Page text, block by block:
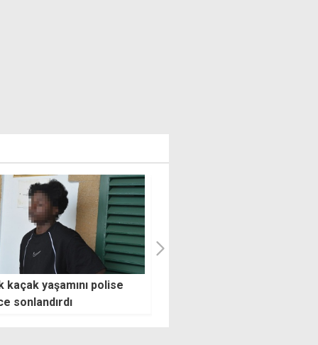
10 gün daha devam
12.00-16.00 arasında